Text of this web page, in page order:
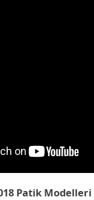
Patik Modelleri